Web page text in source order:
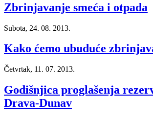
Zbrinjavanje smeća i otpada
Subota, 24. 08. 2013.
Kako ćemo ubuduće
Četvrtak, 11. 07. 2013.
Godišnjica proglašenja
Drava-Dunav